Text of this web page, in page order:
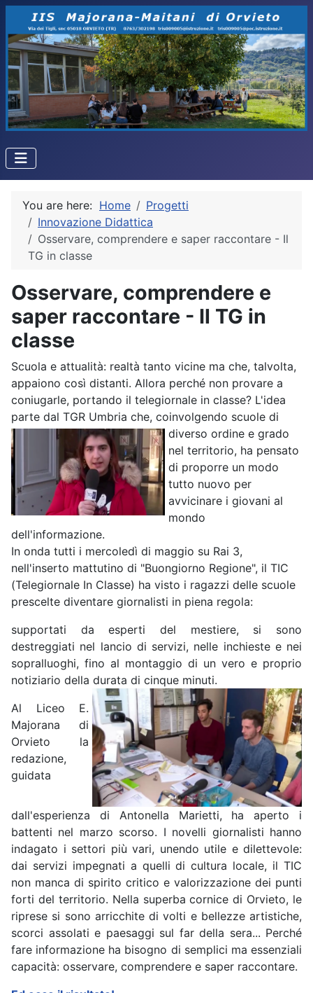
You are here: Home
Progetti
Innovazione Didattica
Osservare, comprendere e saper raccontare - Il
TG in classe
Osservare, comprendere e
saper raccontare - Il TG in
classe
Scuola e attualità: realtà tanto vicine ma che, talvolta,
appaiono così distanti. Allora perché non provare a
coniugarle, portando il telegiornale in classe? L'idea
parte dal TGR Umbria che, coinvolgendo scuole di
diverso ordine e grado
nel territorio, ha pensato
di proporre un modo
tutto nuovo per
avvicinare i giovani al
mondo
dell'informazione.
In onda tutti i mercoledì di maggio su Rai 3,
nell'inserto mattutino di "Buongiorno Regione", il TIC
(Telegiornale In Classe) ha visto i ragazzi delle scuole
prescelte diventare giornalisti in piena regola:
supportati da esperti del mestiere, si sono
destreggiati nel lancio di servizi, nelle inchieste e nei
sopralluoghi, fino al montaggio di un vero e proprio
notiziario della durata di cinque minuti.
Al Liceo E.
Majorana di
Orvieto la
redazione,
guidata
dall'esperienza di Antonella Marietti, ha aperto i
battenti nel marzo scorso. I novelli giornalisti hanno
indagato i settori più vari, unendo utile e dilettevole:
dai servizi impegnati a quelli di cultura locale, il TIC
non manca di spirito critico e valorizzazione dei punti
forti del territorio. Nella superba cornice di Orvieto, le
riprese si sono arricchite di volti e bellezze artistiche,
scorci assolati e paesaggi sul far della sera... Perché
fare informazione ha bisogno di semplici ma essenziali
capacità: osservare, comprendere e saper raccontare.